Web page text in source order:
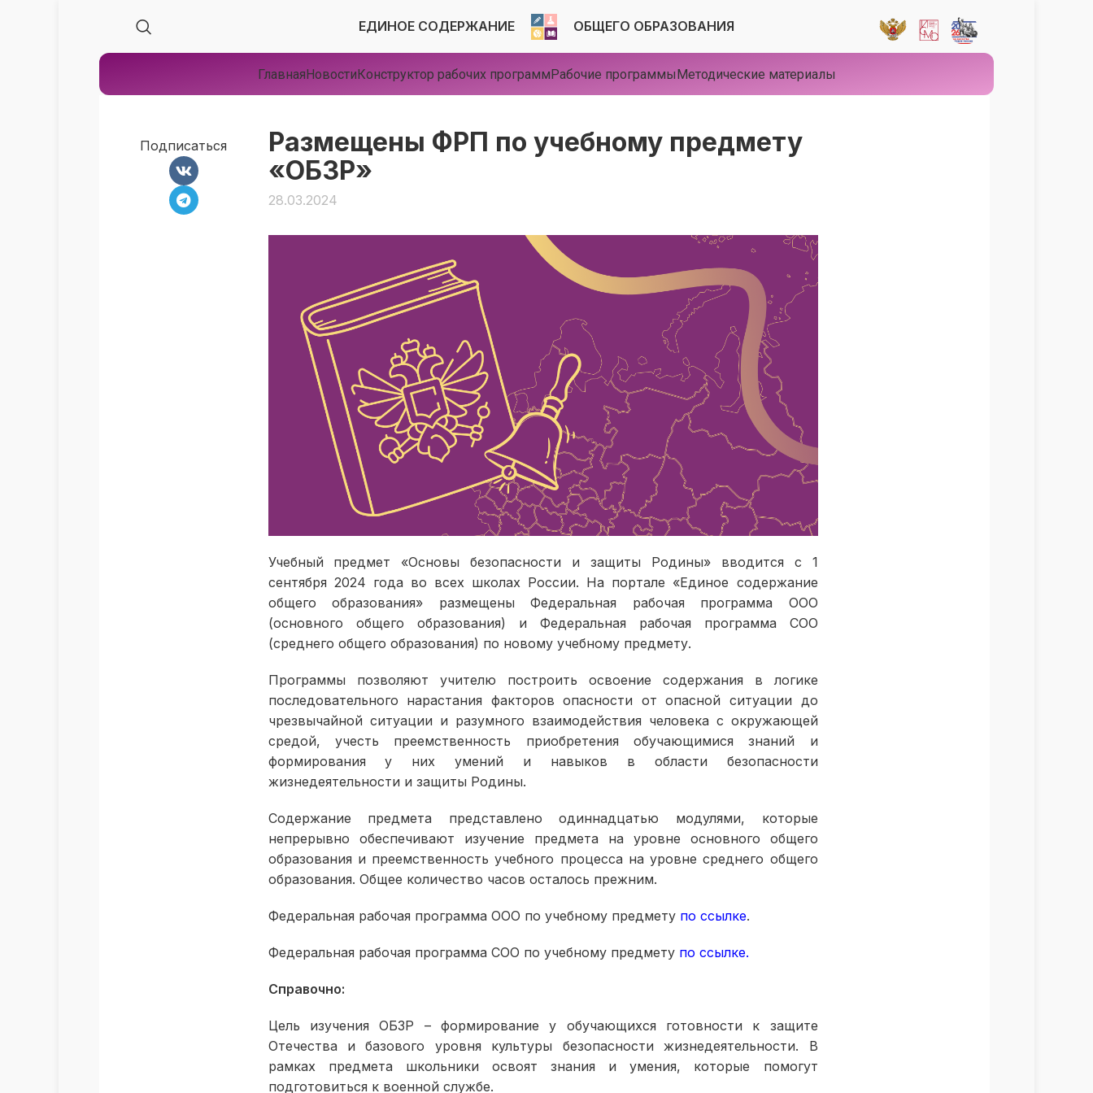
ЕДИНОЕ СОДЕРЖАНИЕ ОБЩЕГО ОБРАЗОВАНИЯ
ГлавнаяНовостиКонструктор рабочих программРабочие программыМетодические материалы
Размещены ФРП по учебному предмету
«ОБЗР»
28.03.2024
Учебный предмет «Основы безопасности и защиты Родины» вводится с 1
сентября 2024 года во всех школах России. На портале «Единое содержание
общего образования» размещены Федеральная рабочая программа ООО
(основного общего образования) и Федеральная рабочая программа СОО
(среднего общего образования) по новому учебному предмету.
Программы позволяют учителю построить освоение содержания в логике
последовательного нарастания факторов опасности от опасной ситуации до
чрезвычайной ситуации и разумного взаимодействия человека с окружающей
средой, учесть преемственность приобретения обучающимися знаний и
формирования у них умений и навыков в области безопасности
жизнедеятельности и защиты Родины.
Содержание предмета представлено одиннадцатью модулями, которые
непрерывно обеспечивают изучение предмета на уровне основного общего
образования и преемственность учебного процесса на уровне среднего общего
образования. Общее количество часов осталось прежним.
Федеральная рабочая программа ООО по учебному предмету по ссылке.
Федеральная рабочая программа СОО по учебному предмету по ссылке.
Справочно:
Цель изучения ОБЗР – формирование у обучающихся готовности к защите
Отечества и базового уровня культуры безопасности жизнедеятельности. В
рамках предмета школьники освоят знания и умения, которые помогут
подготовиться к военной службе.
Подписаться